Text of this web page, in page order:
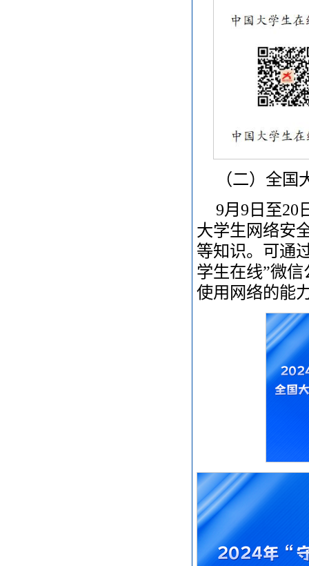
（二）全
9月9日至20
大学生网络安
等知识。可通
学生在线”微
使用网络的能